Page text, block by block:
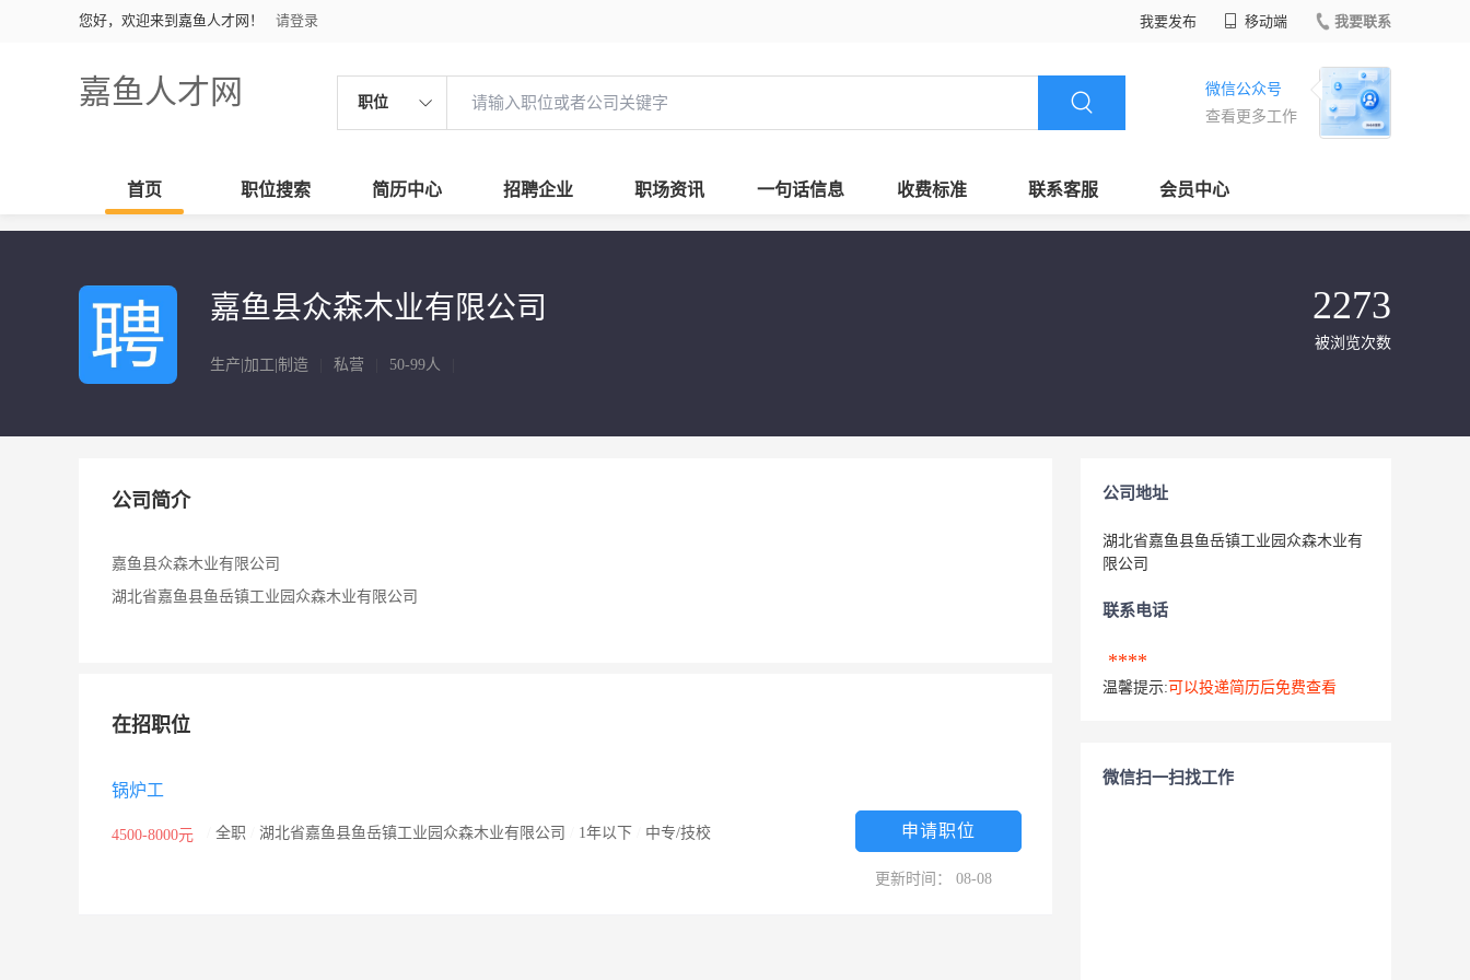
您好，欢迎来到嘉鱼人才网！ 请登录 我要发布 移动端 我要联系
嘉鱼人才网 职位
微信公众号
查看更多工作
首页 职位搜索 简历中心 招聘企业 职场资讯 一句话信息 收费标准 联系客服 会员中心
嘉鱼县众森木业有限公司
生产|加工|制造 私营 50-99人
2273
被浏览次数
公司简介
嘉鱼县众森木业有限公司
湖北省嘉鱼县鱼岳镇工业园众森木业有限公司
在招职位
锅炉工
4500-8000元 全职 湖北省嘉鱼县鱼岳镇工业园众森木业有限公司 1年以下 中专/技校 申请职位
更新时间： 08-08
公司地址
湖北省嘉鱼县鱼岳镇工业园众森木业有
限公司
联系电话
****
温馨提示: 可以投递简历后免费查看
微信扫一扫找工作